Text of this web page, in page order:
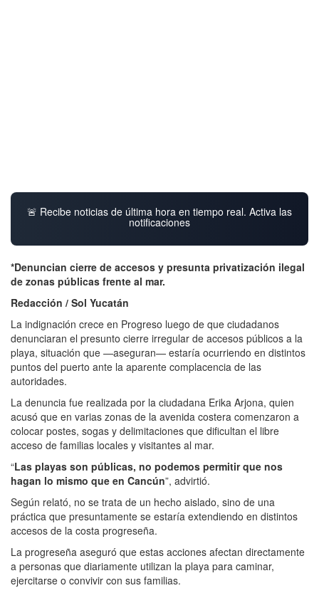
🚨 Recibe noticias de última hora en tiempo real. Activa las
notificaciones
*Denuncian cierre de accesos y presunta privatización ilegal
de zonas públicas frente al mar.
Redacción / Sol Yucatán
La indignación crece en Progreso luego de que ciudadanos
denunciaran el presunto cierre irregular de accesos públicos a la
playa, situación que —aseguran— estaría ocurriendo en distintos
puntos del puerto ante la aparente complacencia de las
autoridades.
La denuncia fue realizada por la ciudadana Erika Arjona, quien
acusó que en varias zonas de la avenida costera comenzaron a
colocar postes, sogas y delimitaciones que dificultan el libre
acceso de familias locales y visitantes al mar.
“Las playas son públicas, no podemos permitir que nos
hagan lo mismo que en Cancún”, advirtió.
Según relató, no se trata de un hecho aislado, sino de una
práctica que presuntamente se estaría extendiendo en distintos
accesos de la costa progreseña.
La progreseña aseguró que estas acciones afectan directamente
a personas que diariamente utilizan la playa para caminar,
ejercitarse o convivir con sus familias.